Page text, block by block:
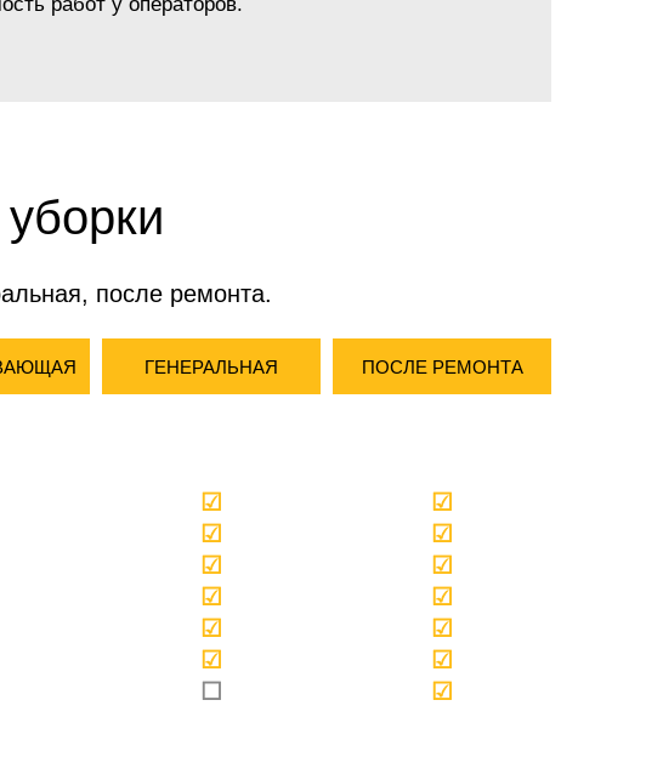
работ у операторов.
после ремонта.
ГЕНЕРАЛЬНАЯ ПОСЛЕ РЕМОНТА
☑
☑
☑
☑
☑
☑
☐
☑
☑
☑
☑
☑
☑
☑